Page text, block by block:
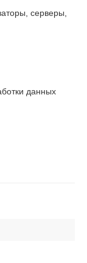
серверы,
данных